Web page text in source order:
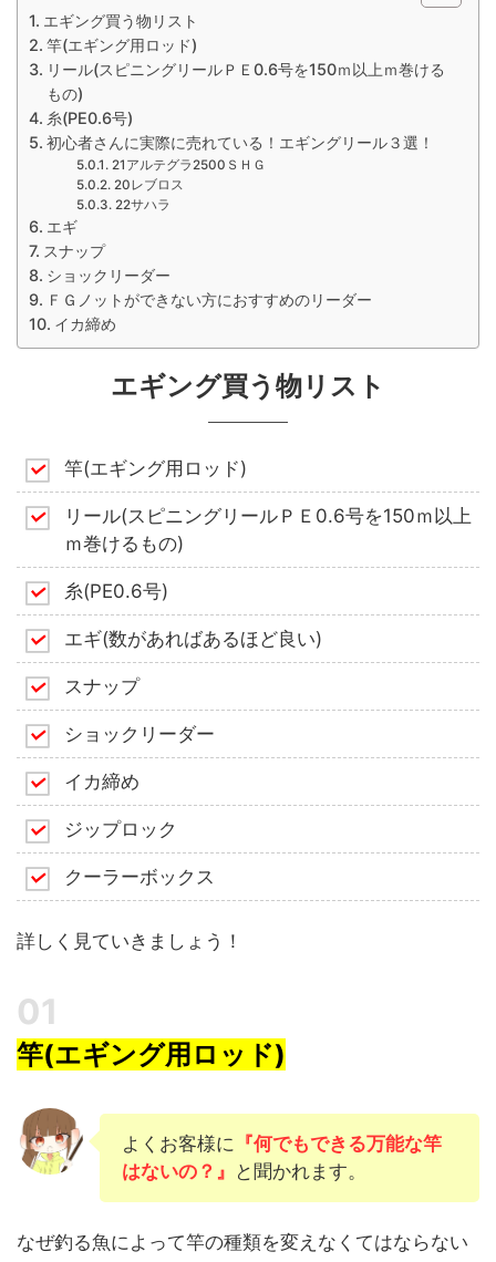
エギング買う物リスト
竿(エギング用ロッド)
リール(スピニングリールＰＥ0.6号を150ｍ以上ｍ巻ける
もの)
糸(PE0.6号)
初心者さんに実際に売れている！エギングリール３選！
21アルテグラ2500ＳＨＧ
20レブロス
22サハラ
エギ
スナップ
ショックリーダー
ＦＧノットができない方におすすめのリーダー
イカ締め
エギング買う物リスト
竿(エギング用ロッド)
リール(スピニングリールＰＥ0.6号を150ｍ以上
ｍ巻けるもの)
糸(PE0.6号)
エギ(数があればあるほど良い)
スナップ
ショックリーダー
イカ締め
ジップロック
クーラーボックス
詳しく見ていきましょう！
竿(エギング用ロッド)
よくお客様に 『何でもできる万能な竿
はないの？』 と聞かれます。
なぜ釣る魚によって竿の種類を変えなくてはならない